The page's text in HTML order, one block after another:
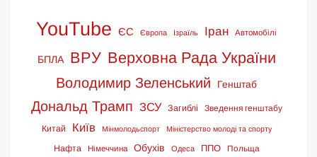
YouTube ЄС Європа Ізраїль Іран Автомобілі
БПЛА ВРУ Верховна Рада України
Володимир Зеленський Генштаб
Дональд Трамп ЗСУ Загиблі Зведення генштабу
Китай Київ Мінмолодьспорт Міністерство молоді та спорту
Нафта Німеччина Обухів Одеса ППО Польща